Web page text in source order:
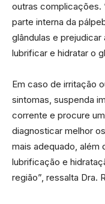
outras complicações.
parte interna da
glândulas e
lubrificar e hidratar o
Em caso de irritação
sintomas, suspenda
corrente e procure
diagnosticar melhor
mais adequado, além
lubrificação e
região”, ressalta Dra.